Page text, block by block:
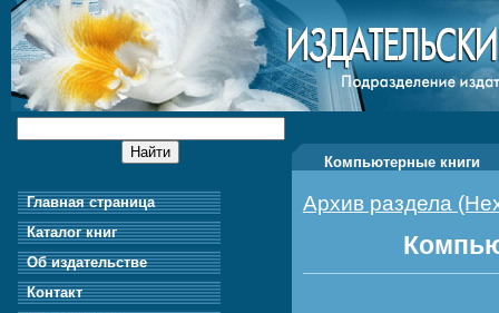
Главная страница
Каталог книг
Об издательстве
Контакт
Компьютерные книги
Архив раздела